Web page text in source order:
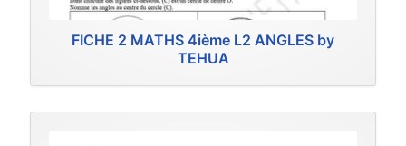
FICHE 2 MATHS 4ième L2 ANGLES by
TEHUA